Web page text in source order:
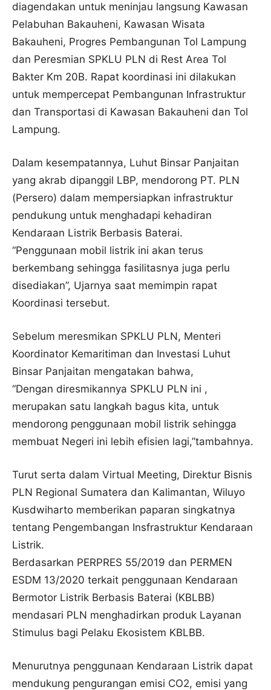
diagendakan untuk meninjau langsung Kawasan
Pelabuhan Bakauheni, Kawasan Wisata
Bakauheni, Progres Pembangunan Tol Lampung
dan Peresmian SPKLU PLN di Rest Area Tol
Bakter Km 20B. Rapat koordinasi ini dilakukan
untuk mempercepat Pembangunan Infrastruktur
dan Transportasi di Kawasan Bakauheni dan Tol
Lampung.
Dalam kesempatannya, Luhut Binsar Panjaitan
yang akrab dipanggil LBP, mendorong PT. PLN
(Persero) dalam mempersiapkan infrastruktur
pendukung untuk menghadapi kehadiran
Kendaraan Listrik Berbasis Baterai.
“Penggunaan mobil listrik ini akan terus
berkembang sehingga fasilitasnya juga perlu
disediakan”, Ujarnya saat memimpin rapat
Koordinasi tersebut.
Sebelum meresmikan SPKLU PLN, Menteri
Koordinator Kemaritiman dan Investasi Luhut
Binsar Panjaitan mengatakan bahwa,
“Dengan diresmikannya SPKLU PLN ini ,
merupakan satu langkah bagus kita, untuk
mendorong penggunaan mobil listrik sehingga
membuat Negeri ini lebih efisien lagi,”tambahnya.
Turut serta dalam Virtual Meeting, Direktur Bisnis
PLN Regional Sumatera dan Kalimantan, Wiluyo
Kusdwiharto memberikan paparan singkatnya
tentang Pengembangan Insfrastruktur Kendaraan
Listrik.
Berdasarkan PERPRES 55/2019 dan PERMEN
ESDM 13/2020 terkait penggunaan Kendaraan
Bermotor Listrik Berbasis Baterai (KBLBB)
mendasari PLN menghadirkan produk Layanan
Stimulus bagi Pelaku Ekosistem KBLBB.
Menurutnya penggunaan Kendaraan Listrik dapat
mendukung pengurangan emisi CO2, emisi yang